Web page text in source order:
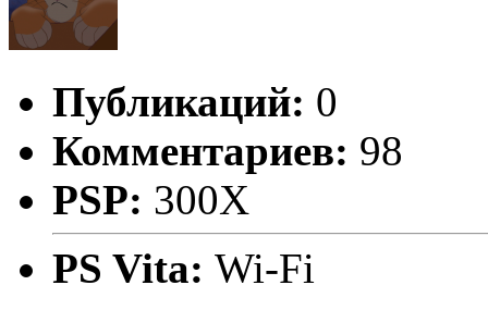
Публикаций: 0
Комментариев: 98
PSP: 300X
PS Vita: Wi-Fi